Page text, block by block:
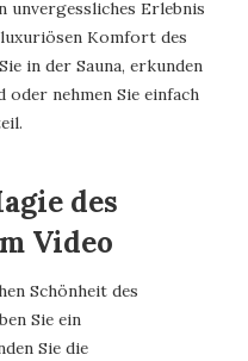
unvergessliches Erlebnis
Komfort des
in der Sauna, erkunden
oder nehmen Sie einfach
des
Video
Schönheit des
Sie ein
Sie die